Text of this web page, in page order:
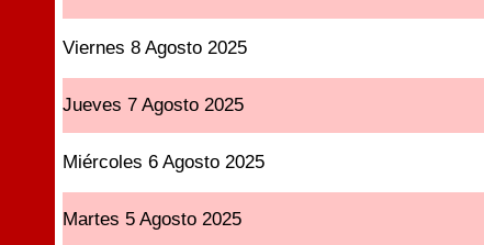
Viernes 8 Agosto 2025
Jueves 7 Agosto 2025
Miércoles 6 Agosto 2025
Martes 5 Agosto 2025